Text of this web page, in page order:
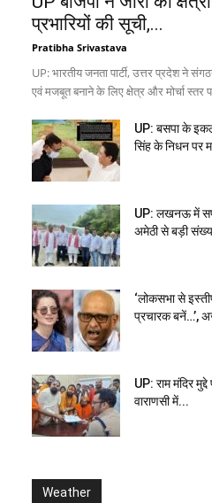
प्रभारियों की सूची,...
Pratibha Srivastava
UP: भारतीय जनता पार्टी, उत्तर प्रदेश ने
एवं मजबूत बनाने के लिए क्षेत्र और मोर्चा स्तर
UP: बसपा के
सिंह के निधन पर
UP: लखनऊ में
अमेठी से बड़ी
‘लोकसभा से
प्रचारक बनें…’,
UP: राम मंदिर
वाराणसी में...
Weather